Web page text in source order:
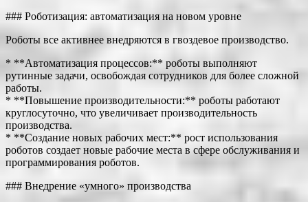
### Роботизация: автоматизация на новом уровне
Роботы все активнее внедряются в гвоздевое производство.
* **Автоматизация процессов:** роботы выполняют
рутинные задачи, освобождая сотрудников для более сложной
работы.
* **Повышение производительности:** роботы работают
круглосуточно, что увеличивает производительность
производства.
* **Создание новых рабочих мест:** рост использования
роботов создает новые рабочие места в сфере обслуживания и
программирования роботов.
### Внедрение «умного» производства